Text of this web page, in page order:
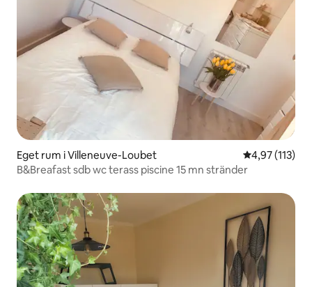
Eget rum i Villeneuve-Loubet 4,97 av 5 i
4,97 (113)
B&Breafast sdb wc terass piscine 15 mn stränder